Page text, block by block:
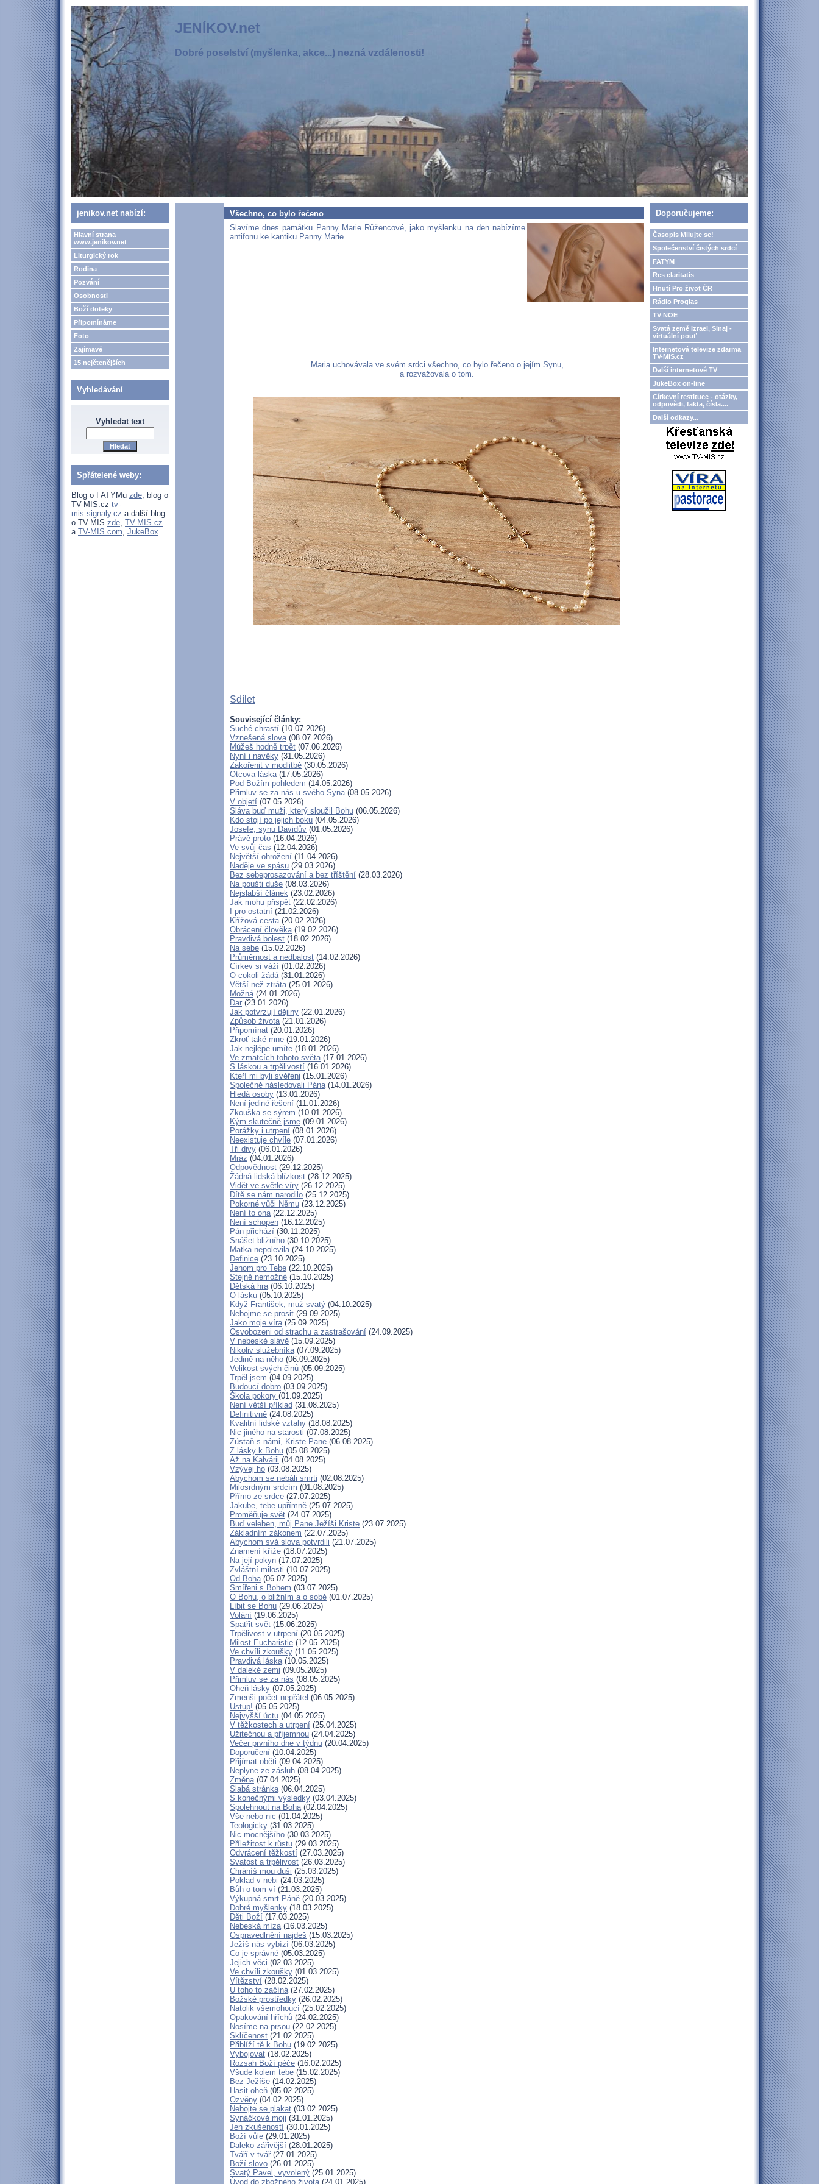
JENÍKOV.net
Dobré poselství (myšlenka, akce...) nezná vzdálenosti!
jenikov.net nabízí:
Hlavní strana
www.jenikov.net
Liturgický rok
Rodina
Pozvání
Osobnosti
Boží doteky
Připomínáme
Foto
Zajímavé
15 nejčtenějších
Vyhledávání
Vyhledat text
Spřátelené weby:
Blog o FATYMu zde, blog o
TV-MIS.cz tv-
mis.signaly.cz a další blog
o TV-MIS zde, TV-MIS.cz
a TV-MIS.com, JukeBox.
Všechno, co bylo řečeno
Slavíme dnes památku Panny Marie Růžencové, jako myšlenku na den nabízíme
antifonu ke kantiku Panny Marie...
Maria uchovávala ve svém srdci všechno, co bylo řečeno o jejím Synu,
a rozvažovala o tom.
Sdílet
Související články:
Suché chrastí (10.07.2026)
Vznešená slova(08.07.2026)
Můžeš hodně trpět (07.06.2026)
Nyní i navěky (31.05.2026)
Zakořenit v modlitbě (30.05.2026)
Otcova láska(17.05.2026)
Pod Božím pohledem (14.05.2026)
Přimluv se za nás u svého Syna(08.05.2026)
V objetí (07.05.2026)
Sláva buď muži, který sloužil Bohu (06.05.2026)
Kdo stojí po jejich boku (04.05.2026)
Josefe, synu Davidův (01.05.2026)
Právě proto (16.04.2026)
Ve svůj čas (12.04.2026)
Největší ohrožení (11.04.2026)
Naděje ve spásu (29.03.2026)
Bez sebeprosazování a bez tříštění (28.03.2026)
Na poušti duše (08.03.2026)
Nejslabší článek (23.02.2026)
Jak mohu přispět (22.02.2026)
I pro ostatní (21.02.2026)
Křížová cesta(20.02.2026)
Obrácení člověka(19.02.2026)
Pravdivá bolest (18.02.2026)
Na sebe (15.02.2026)
Průměrnost a nedbalost (14.02.2026)
Církev si váží (01.02.2026)
O cokoli žádá(31.01.2026)
Větší než ztráta(25.01.2026)
Možná(24.01.2026)
Dar (23.01.2026)
Jak potvrzují dějiny (22.01.2026)
Způsob života(21.01.2026)
Připomínat (20.01.2026)
Zkroť také mne (19.01.2026)
Jak nejlépe umíte (18.01.2026)
Ve zmatcích tohoto světa(17.01.2026)
S láskou a trpělivostí (16.01.2026)
Kteří mi byli svěřeni (15.01.2026)
Společně následovali Pána(14.01.2026)
Hledá osoby (13.01.2026)
Není jediné řešení (11.01.2026)
Zkouška se sýrem (10.01.2026)
Kým skutečně jsme (09.01.2026)
Porážky i utrpení (08.01.2026)
Neexistuje chvíle (07.01.2026)
Tři divy (06.01.2026)
Mráz (04.01.2026)
Odpovědnost (29.12.2025)
Žádná lidská blízkost (28.12.2025)
Vidět ve světle víry (26.12.2025)
Dítě se nám narodilo (25.12.2025)
Pokorné vůči Němu (23.12.2025)
Není to ona(22.12.2025)
Není schopen (16.12.2025)
Pán přichází (30.11.2025)
Snášet bližního (30.10.2025)
Matka nepolevila(24.10.2025)
Definice (23.10.2025)
Jenom pro Tebe (22.10.2025)
Stejně nemožné (15.10.2025)
Dětská hra(06.10.2025)
O lásku (05.10.2025)
Když František, muž svatý (04.10.2025)
Nebojme se prosit (29.09.2025)
Jako moje víra(25.09.2025)
Osvobozeni od strachu a zastrašování (24.09.2025)
V nebeské slávě (15.09.2025)
Nikoliv služebníka(07.09.2025)
Jedině na něho (06.09.2025)
Velikost svých činů (05.09.2025)
Trpěl jsem (04.09.2025)
Budoucí dobro (03.09.2025)
Škola pokory (01.09.2025)
Není větší příklad (31.08.2025)
Definitivně (24.08.2025)
Kvalitní lidské vztahy (18.08.2025)
Nic jiného na starosti (07.08.2025)
Zůstaň s námi, Kriste Pane (06.08.2025)
Z lásky k Bohu (05.08.2025)
Až na Kalvárii (04.08.2025)
Vzývej ho (03.08.2025)
Abychom se nebáli smrti (02.08.2025)
Milosrdným srdcím (01.08.2025)
Přímo ze srdce (27.07.2025)
Jakube, tebe upřímně (25.07.2025)
Proměňuje svět (24.07.2025)
Buď veleben, můj Pane Ježíši Kriste (23.07.2025)
Základním zákonem (22.07.2025)
Abychom svá slova potvrdili (21.07.2025)
Znamení kříže (18.07.2025)
Na její pokyn (17.07.2025)
Zvláštní milosti (10.07.2025)
Od Boha(06.07.2025)
Smířeni s Bohem (03.07.2025)
O Bohu, o bližním a o sobě (01.07.2025)
Líbit se Bohu (29.06.2025)
Volání (19.06.2025)
Spatřit svět (15.06.2025)
Trpělivost v utrpení (20.05.2025)
Milost Eucharistie (12.05.2025)
Ve chvíli zkoušky (11.05.2025)
Pravdivá láska(10.05.2025)
V daleké zemi (09.05.2025)
Přimluv se za nás (08.05.2025)
Oheň lásky (07.05.2025)
Zmenši počet nepřátel (06.05.2025)
Ustup! (05.05.2025)
Nejvyšší úctu (04.05.2025)
V těžkostech a utrpení (25.04.2025)
Užitečnou a příjemnou (24.04.2025)
Večer prvního dne v týdnu (20.04.2025)
Doporučení (10.04.2025)
Přijímat oběti (09.04.2025)
Neplyne ze zásluh (08.04.2025)
Změna(07.04.2025)
Slabá stránka(06.04.2025)
S konečnými výsledky (03.04.2025)
Spolehnout na Boha(02.04.2025)
Vše nebo nic (01.04.2025)
Teologicky (31.03.2025)
Nic mocnějšího (30.03.2025)
Příležitost k růstu (29.03.2025)
Odvrácení těžkostí (27.03.2025)
Svatost a trpělivost (26.03.2025)
Chráníš mou duši (25.03.2025)
Poklad v nebi (24.03.2025)
Bůh o tom ví (21.03.2025)
Výkupná smrt Páně (20.03.2025)
Dobré myšlenky (18.03.2025)
Děti Boží (17.03.2025)
Nebeská míza(16.03.2025)
Ospravedlnění najdeš (15.03.2025)
Ježíš nás vybízí (06.03.2025)
Co je správné (05.03.2025)
Jejich věci (02.03.2025)
Ve chvíli zkoušky (01.03.2025)
Vítězství (28.02.2025)
U toho to začíná(27.02.2025)
Božské prostředky (26.02.2025)
Natolik všemohoucí (25.02.2025)
Opakování hříchů (24.02.2025)
Nosíme na prsou (22.02.2025)
Sklíčenost (21.02.2025)
Přiblíží tě k Bohu (19.02.2025)
Vybojovat (18.02.2025)
Rozsah Boží péče (16.02.2025)
Všude kolem tebe (15.02.2025)
Bez Ježíše (14.02.2025)
Hasit oheň (05.02.2025)
Ozvěny (04.02.2025)
Nebojte se plakat (03.02.2025)
Synáčkové moji (31.01.2025)
Jen zkušeností (30.01.2025)
Boží vůle (29.01.2025)
Daleko zářivější (28.01.2025)
Tváří v tvář(27.01.2025)
Boží slovo (26.01.2025)
Svatý Pavel, vyvolený (25.01.2025)
Úvod do zbožného života (24.01.2025)
Doporučujeme:
Časopis Milujte se!
Společenství čistých srdcí
FATYM
Res claritatis
Hnutí Pro život ČR
Rádio Proglas
TV NOE
Svatá země Izrael, Sinaj -
virtuální pouť
Internetová televize zdarma
TV-MIS.cz
Další internetové TV
JukeBox on-line
Církevní restituce - otázky,
odpovědi, fakta, čísla....
Další odkazy...